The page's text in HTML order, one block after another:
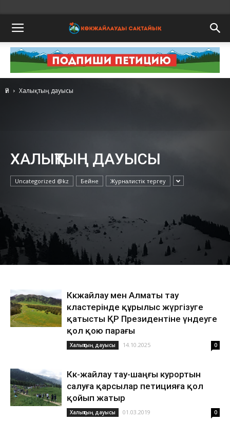
Үй Халықтың дауысы
ХАЛЫҚТЫҢ ДАУЫСЫ
Uncategorized @kz Бейне Журналистік тергеу
Көкжайлау мен Алматы тау
кластерінде құрылыс жүргізуге
қатысты ҚР Президентіне үндеуге
қол қою парағы
Халықтың дауысы 14.10.2025 0
Көк-жайлау тау-шаңғы курортын
салуға қарсылар петицияға қол
қойып жатыр
Халықтың дауысы 01.03.2019 0